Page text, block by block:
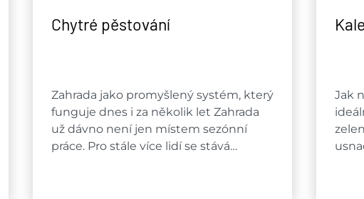
Chytré pěstování
Zahrada jako promyšlený systém, který
funguje dnes i za několik let Zahrada
už dávno není jen místem sezónní
práce. Pro stále více lidí se stává…
Jak